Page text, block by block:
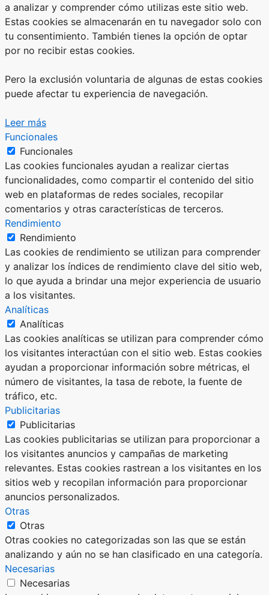
a analizar y comprender cómo utilizas este sitio web.
Estas cookies se almacenarán en tu navegador solo con
tu consentimiento. También tienes la opción de optar
por no recibir estas cookies.
Pero la exclusión voluntaria de algunas de estas cookies
puede afectar tu experiencia de navegación.
Leer más
Funcionales
Funcionales
Las cookies funcionales ayudan a realizar ciertas
funcionalidades, como compartir el contenido del sitio
web en plataformas de redes sociales, recopilar
comentarios y otras características de terceros.
Rendimiento
Rendimiento
Las cookies de rendimiento se utilizan para comprender
y analizar los índices de rendimiento clave del sitio web,
lo que ayuda a brindar una mejor experiencia de usuario
a los visitantes.
Analíticas
Analíticas
Las cookies analíticas se utilizan para comprender cómo
los visitantes interactúan con el sitio web. Estas cookies
ayudan a proporcionar información sobre métricas, el
número de visitantes, la tasa de rebote, la fuente de
tráfico, etc.
Publicitarias
Publicitarias
Las cookies publicitarias se utilizan para proporcionar a
los visitantes anuncios y campañas de marketing
relevantes. Estas cookies rastrean a los visitantes en los
sitios web y recopilan información para proporcionar
anuncios personalizados.
Otras
Otras
Otras cookies no categorizadas son las que se están
analizando y aún no se han clasificado en una categoría.
Necesarias
Necesarias